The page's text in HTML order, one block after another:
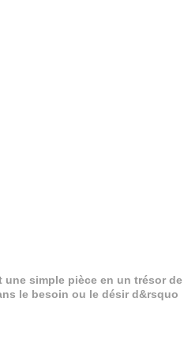
simple pièce en un trésor de
le besoin ou le désir d&rsquo